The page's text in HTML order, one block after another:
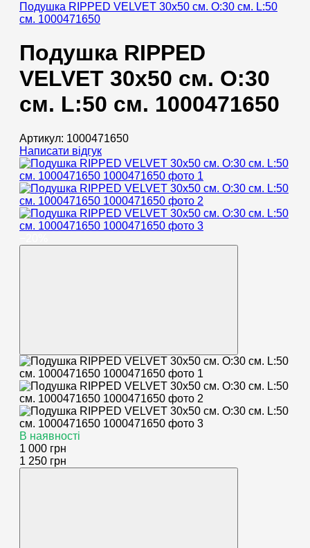
Подушка RIPPED VELVET 30х50 см. O:30 см. L:50
см. 1000471650
Подушка RIPPED
VELVET 30х50 см. O:30
см. L:50 см. 1000471650
Артикул: 1000471650
Написати відгук
В наявності
1 000 грн
1 250 грн